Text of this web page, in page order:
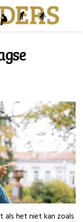
als het niet kan zoals